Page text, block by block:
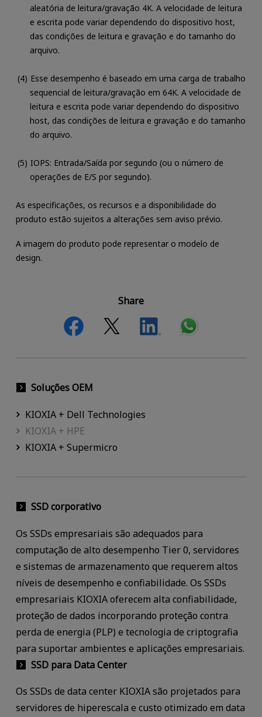
aleatória de leitura/gravação 4K. A velocidade de leitura
e escrita pode variar dependendo do dispositivo host,
das condições de leitura e gravação e do tamanho do
arquivo.
Esse desempenho é baseado em uma carga de trabalho
sequencial de leitura/gravação em 64K. A velocidade de
leitura e escrita pode variar dependendo do dispositivo
host, das condições de leitura e gravação e do tamanho
do arquivo.
IOPS: Entrada/Saída por segundo (ou o número de
operações de E/S por segundo).
As especificações, os recursos e a disponibilidade do
produto estão sujeitos a alterações sem aviso prévio.
A imagem do produto pode representar o modelo de
design.
Share
Soluções OEM
KIOXIA + Dell Technologies
KIOXIA + HPE
KIOXIA + Supermicro
SSD corporativo
Os SSDs empresariais são adequados para
computação de alto desempenho Tier 0, servidores
e sistemas de armazenamento que requerem altos
níveis de desempenho e confiabilidade. Os SSDs
empresariais KIOXIA oferecem alta confiabilidade,
proteção de dados incorporando proteção contra
perda de energia (PLP) e tecnologia de criptografia
para suportar ambientes e aplicações empresariais.
SSD para Data Center
Os SSDs de data center KIOXIA são projetados para
servidores de hiperescala e custo otimizado em data